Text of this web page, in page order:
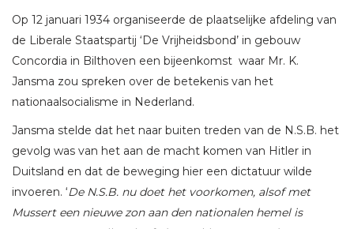
Op 12 januari 1934 organiseerde de plaatselijke afdeling van
de Liberale Staatspartij ‘De Vrijheidsbond’ in gebouw
Concordia in Bilthoven een bijeenkomst waar Mr. K.
Jansma zou spreken over de betekenis van het
nationaalsocialisme in Nederland.
Jansma stelde dat het naar buiten treden van de N.S.B. het
gevolg was van het aan de macht komen van Hitler in
Duitsland en dat de beweging hier een dictatuur wilde
invoeren. ‘De N.S.B. nu doet het voorkomen, alsof met
Mussert een nieuwe zon aan den nationalen hemel is